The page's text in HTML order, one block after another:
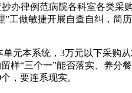
办律例范病院各科室各类采
做敏捷开展自查自纠，简
本系统，3万元以下采购
“三个一”能否落实、养分
，要连系现实。